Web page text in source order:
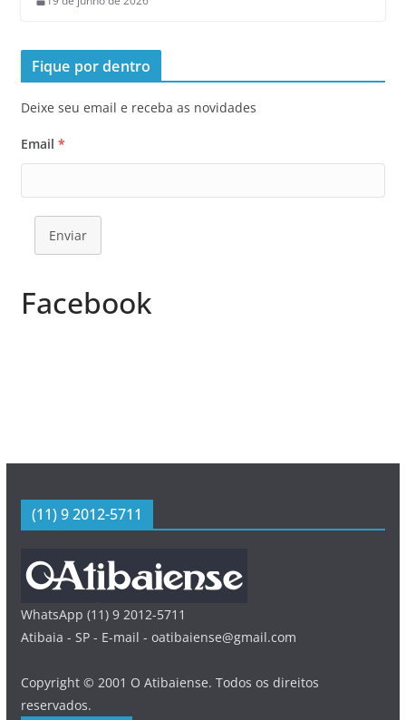
Fique por dentro
Deixe seu email e receba as novidades
Email *
Enviar
Facebook
(11) 9 2012-5711
WhatsApp (11) 9 2012-5711
Atibaia - SP - E-mail - oatibaiense@gmail.com
Copyright © 2001 O Atibaiense. Todos os direitos
reservados.